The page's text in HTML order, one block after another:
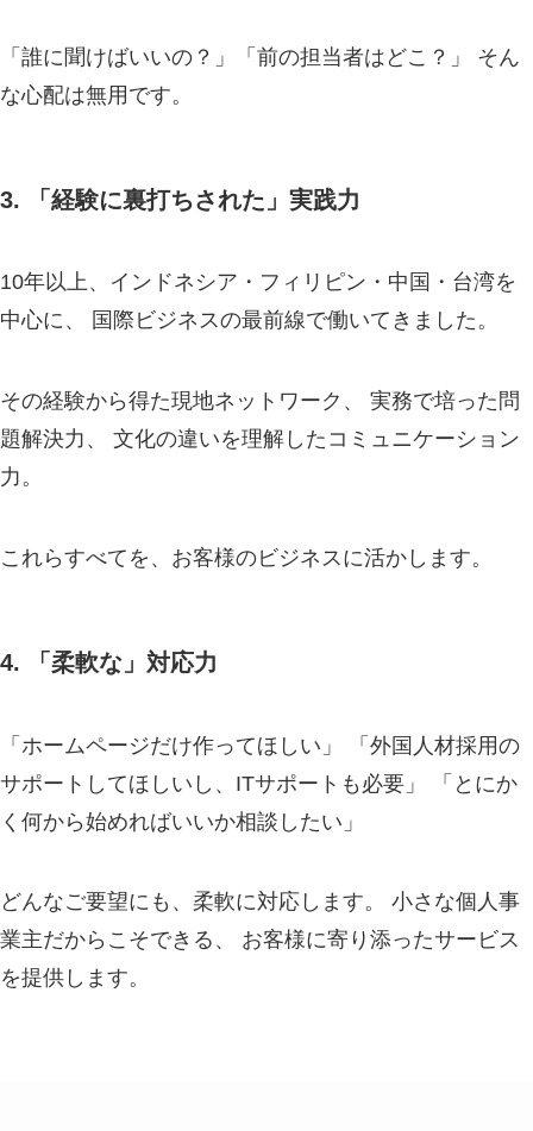
「誰に聞けばいいの？」「前の担当者はどこ？」 そん
な心配は無用です。
3. 「経験に裏打ちされた」実践力
10年以上、インドネシア・フィリピン・中国・台湾を
中心に、 国際ビジネスの最前線で働いてきました。
その経験から得た現地ネットワーク、 実務で培った問
題解決力、 文化の違いを理解したコミュニケーション
力。
これらすべてを、お客様のビジネスに活かします。
4. 「柔軟な」対応力
「ホームページだけ作ってほしい」 「外国人材採用の
サポートしてほしいし、ITサポートも必要」 「とにか
く何から始めればいいか相談したい」
どんなご要望にも、柔軟に対応します。 小さな個人事
業主だからこそできる、 お客様に寄り添ったサービス
を提供します。